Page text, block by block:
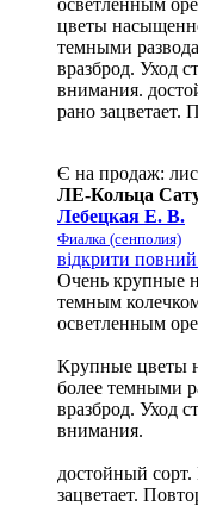
цветы
темными
вразброд. Уход
внимания.
рано зацветает.
Є на продаж:
ЛЕ-Кольца
Лебецкая Е. В.
Фиалка (сенполия)
відкрити
Очень крупные
темным
осветленным
Крупные цветы
более темными
вразброд. Уход
внимания.
достойный сорт.
зацветает.